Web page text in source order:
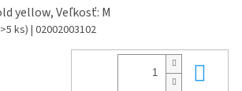
yellow, Veľkosť: M
ks) | 02002003102